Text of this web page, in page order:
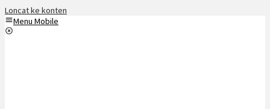
Loncat ke konten
Menu Mobile